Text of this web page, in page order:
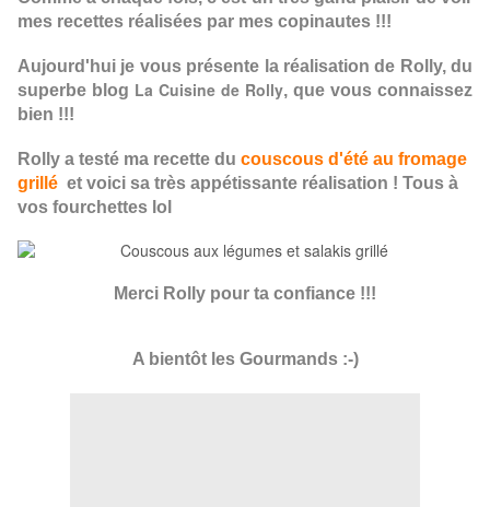
mes recettes réalisées par mes copinautes !!!
Aujourd'hui je vous présente la réalisation de Rolly, du
superbe blog La Cuisine de Rolly, que vous connaissez
bien !!!
Rolly a testé ma recette du couscous d'été au fromage
grillé et voici sa très appétissante réalisation ! Tous à
vos fourchettes lol
Merci Rolly pour ta confiance !!!
A bientôt les Gourmands :-)